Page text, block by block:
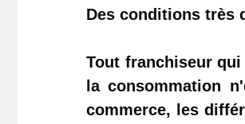
Des conditions très
Tout franchiseur
la consommation
commerce, les